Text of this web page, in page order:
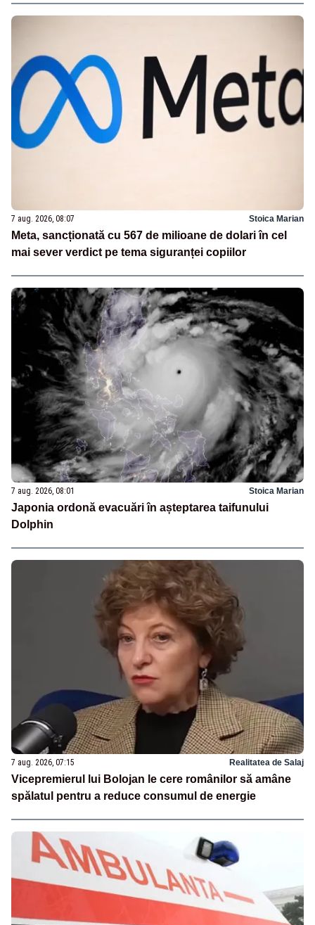
7 aug. 2026, 08:07 Stoica Marian
Meta, sancționată cu 567 de milioane de dolari în cel
mai sever verdict pe tema siguranței copiilor
7 aug. 2026, 08:01 Stoica Marian
Japonia ordonă evacuări în așteptarea taifunului
Dolphin
7 aug. 2026, 07:15 Realitatea de Salaj
Vicepremierul lui Bolojan le cere românilor să amâne
spălatul pentru a reduce consumul de energie